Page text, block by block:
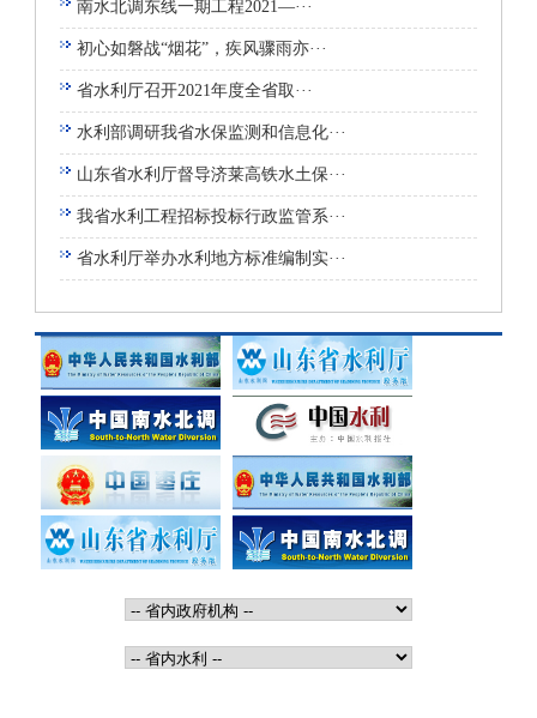
南水北调东线一期工程2021—···
初心如磐战“烟花”，疾风骤雨亦···
省水利厅召开2021年度全省取···
水利部调研我省水保监测和信息化···
山东省水利厅督导济莱高铁水土保···
我省水利工程招标投标行政监管系···
省水利厅举办水利地方标准编制实···